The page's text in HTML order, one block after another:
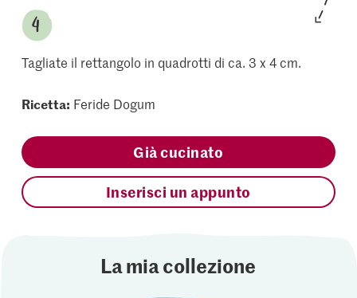
Tagliate il rettangolo in quadrotti di ca. 3 x 4 cm.
Ricetta: Feride Dogum
Già cucinato
Inserisci un appunto
La mia collezione